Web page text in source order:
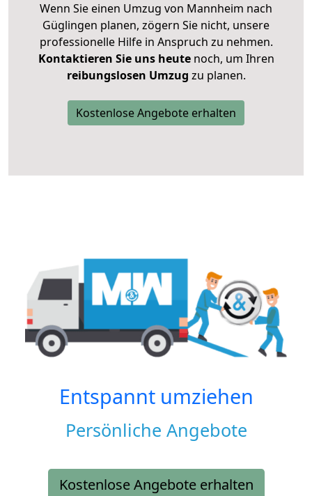
Wenn Sie einen Umzug von Mannheim nach
Güglingen planen, zögern Sie nicht, unsere
professionelle Hilfe in Anspruch zu nehmen.
Kontaktieren Sie uns heutenoch, um Ihren
reibungslosen Umzug zu planen.
Kostenlose Angebote erhalten
Entspannt umziehen
Persönliche Angebote
Kostenlose Angebote erhalten